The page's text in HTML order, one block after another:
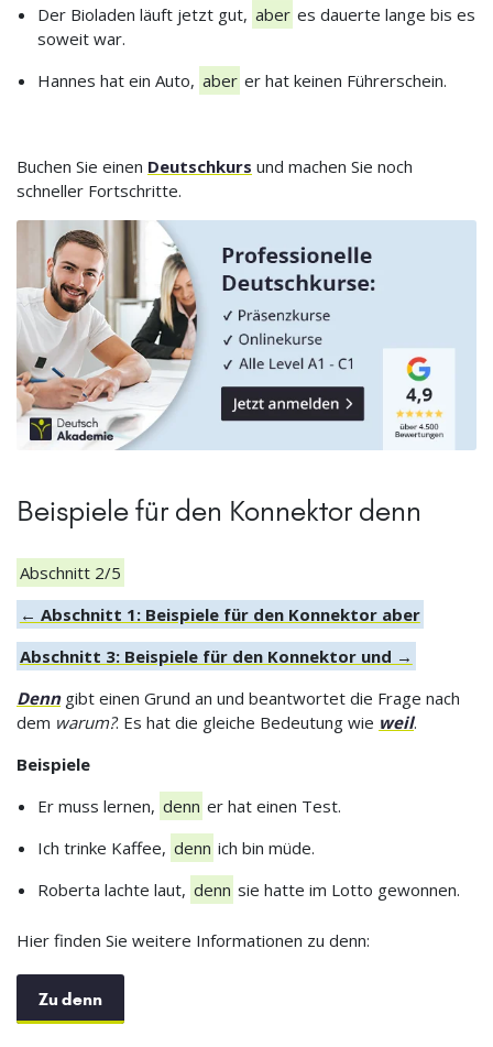
Der Bioladen läuft jetzt gut, aber es dauerte lange bis es
soweit war.
Hannes hat ein Auto, aber er hat keinen Führerschein.
Buchen Sie einen Deutschkurs und machen Sie noch
schneller Fortschritte.
Beispiele für den Konnektor denn
Abschnitt 2/5
← Abschnitt 1: Beispiele für den Konnektor aber
Abschnitt 3: Beispiele für den Konnektor und →
Denngibt einen Grund an und beantwortet die Frage nach
dem warum?. Es hat die gleiche Bedeutung wie weil.
Beispiele
Er muss lernen, denn er hat einen Test.
Ich trinke Kaffee, denn ich bin müde.
Roberta lachte laut, denn sie hatte im Lotto gewonnen.
Hier finden Sie weitere Informationen zu denn:
Zu denn